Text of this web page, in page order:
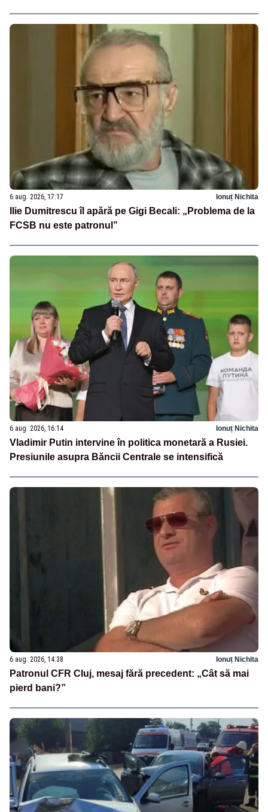
6 aug. 2026, 17:17 Ionuț Nichita
Ilie Dumitrescu îl apără pe Gigi Becali: „Problema de la
FCSB nu este patronul”
6 aug. 2026, 16:14 Ionuț Nichita
Vladimir Putin intervine în politica monetară a Rusiei.
Presiunile asupra Băncii Centrale se intensifică
6 aug. 2026, 14:38 Ionuț Nichita
Patronul CFR Cluj, mesaj fără precedent: „Cât să mai
pierd bani?”